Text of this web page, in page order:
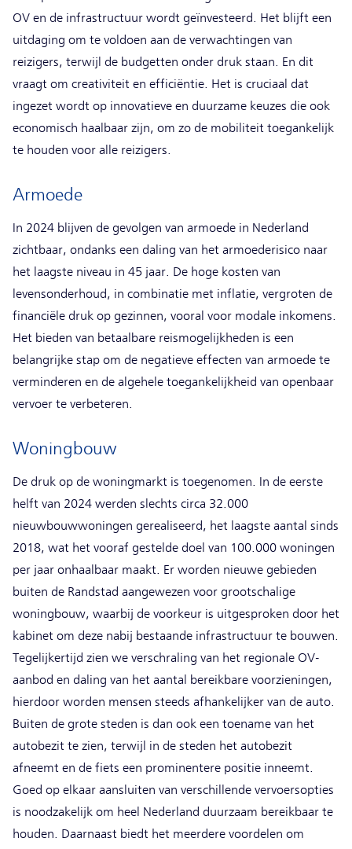
OV en de infrastructuur wordt geïnvesteerd. Het blijft een
uitdaging om te voldoen aan de verwachtingen van
reizigers, terwijl de budgetten onder druk staan. En dit
vraagt om creativiteit en efficiëntie. Het is cruciaal dat
ingezet wordt op innovatieve en duurzame keuzes die ook
economisch haalbaar zijn, om zo de mobiliteit toegankelijk
te houden voor alle reizigers.
Armoede
In 2024 blijven de gevolgen van armoede in Nederland
zichtbaar, ondanks een daling van het armoederisico naar
het laagste niveau in 45 jaar. De hoge kosten van
levensonderhoud, in combinatie met inflatie, vergroten de
financiële druk op gezinnen, vooral voor modale inkomens.
Het bieden van betaalbare reismogelijkheden is een
belangrijke stap om de negatieve effecten van armoede te
verminderen en de algehele toegankelijkheid van openbaar
vervoer te verbeteren.
Woningbouw
De druk op de woningmarkt is toegenomen. In de eerste
helft van 2024 werden slechts circa 32.000
nieuwbouwwoningen gerealiseerd, het laagste aantal sinds
2018, wat het vooraf gestelde doel van 100.000 woningen
per jaar onhaalbaar maakt. Er worden nieuwe gebieden
buiten de Randstad aangewezen voor grootschalige
woningbouw, waarbij de voorkeur is uitgesproken door het
kabinet om deze nabij bestaande infrastructuur te bouwen.
Tegelijkertijd zien we verschraling van het regionale OV-
aanbod en daling van het aantal bereikbare voorzieningen,
hierdoor worden mensen steeds afhankelijker van de auto.
Buiten de grote steden is dan ook een toename van het
autobezit te zien, terwijl in de steden het autobezit
afneemt en de fiets een prominentere positie inneemt.
Goed op elkaar aansluiten van verschillende vervoersopties
is noodzakelijk om heel Nederland duurzaam bereikbaar te
houden. Daarnaast biedt het meerdere voordelen om